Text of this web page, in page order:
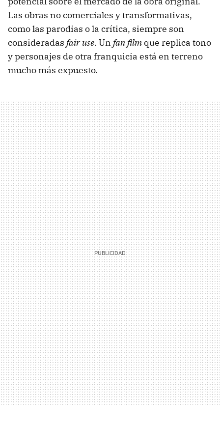
Las obras no comerciales y transformativas,
como las parodias o la crítica, siempre son
consideradas fair use. Un fan film que replica tono
y personajes de otra franquicia está en terreno
mucho más expuesto.